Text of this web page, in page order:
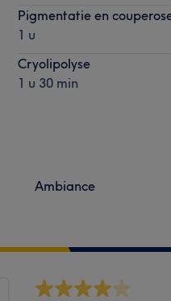
Pigmentatie en
1 u
Cryolipolyse
1 u 30 min
Ambiance